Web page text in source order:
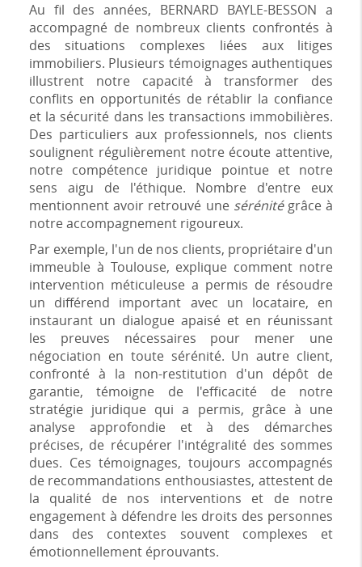
Au fil des années, BERNARD BAYLE-BESSON a
accompagné de nombreux clients confrontés à
des situations complexes liées aux litiges
immobiliers. Plusieurs témoignages authentiques
illustrent notre capacité à transformer des
conflits en opportunités de rétablir la confiance
et la sécurité dans les transactions immobilières.
Des particuliers aux professionnels, nos clients
soulignent régulièrement notre écoute attentive,
notre compétence juridique pointue et notre
sens aigu de l'éthique. Nombre d'entre eux
mentionnent avoir retrouvé une sérénitégrâce à
notre accompagnement rigoureux.
Par exemple, l'un de nos clients, propriétaire d'un
immeuble à Toulouse, explique comment notre
intervention méticuleuse a permis de résoudre
un différend important avec un locataire, en
instaurant un dialogue apaisé et en réunissant
les preuves nécessaires pour mener une
négociation en toute sérénité. Un autre client,
confronté à la non-restitution d'un dépôt de
garantie, témoigne de l'efficacité de notre
stratégie juridique qui a permis, grâce à une
analyse approfondie et à des démarches
précises, de récupérer l'intégralité des sommes
dues. Ces témoignages, toujours accompagnés
de recommandations enthousiastes, attestent de
la qualité de nos interventions et de notre
engagement à défendre les droits des personnes
dans des contextes souvent complexes et
émotionnellement éprouvants.